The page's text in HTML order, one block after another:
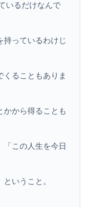
いるだけなんで
持っているわけじ
くることもありま
かから得ることも
この人生を今日
いうこと。